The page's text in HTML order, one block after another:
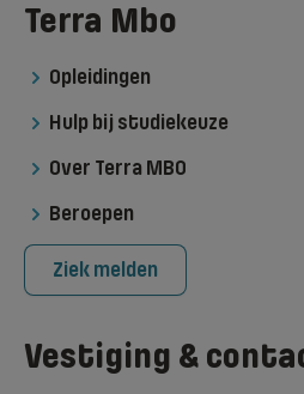
Terra Mbo
Opleidingen
Hulp bij studiekeuze
Over Terra MBO
Beroepen
Ziek melden
Vestiging &